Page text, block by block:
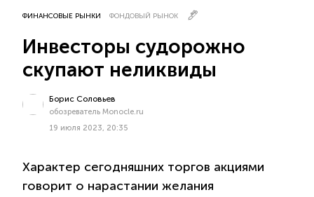
ФИНАНСОВЫЕ РЫНКИ ФОНДОВЫЙ РЫНОК
Инвесторы судорожно
скупают неликвиды
Борис Соловьев
обозреватель Monocle.ru
19 июля 2023, 20:35
Характер сегодняшних торгов акциями
говорит о нарастании желания